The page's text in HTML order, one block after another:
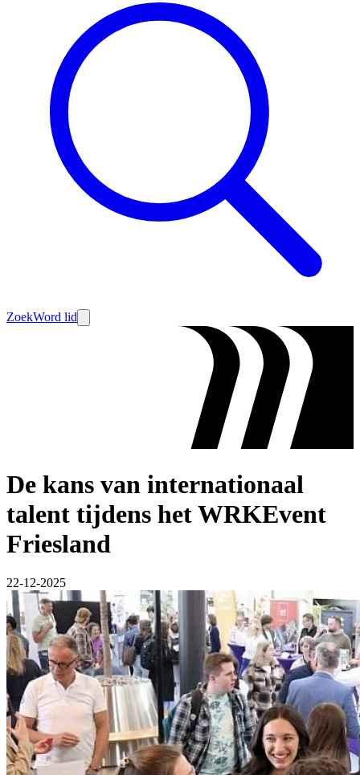
ZoekWord lid
De kans van internationaal
talent tijdens het WRKEvent
Friesland
22-12-2025